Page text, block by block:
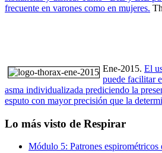
frecuente en varones como en mujeres.
Ene-2015. El
puede facilitar
asma individualizada prediciendo la
esputo con mayor precisión que la
Lo más visto de Respirar
Módulo 5: Patrones espirométricos